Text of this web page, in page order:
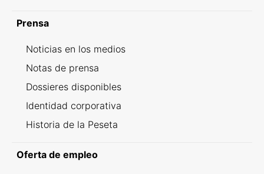
Prensa
Noticias en los medios
Notas de prensa
Dossieres disponibles
Identidad corporativa
Historia de la Peseta
Oferta de empleo